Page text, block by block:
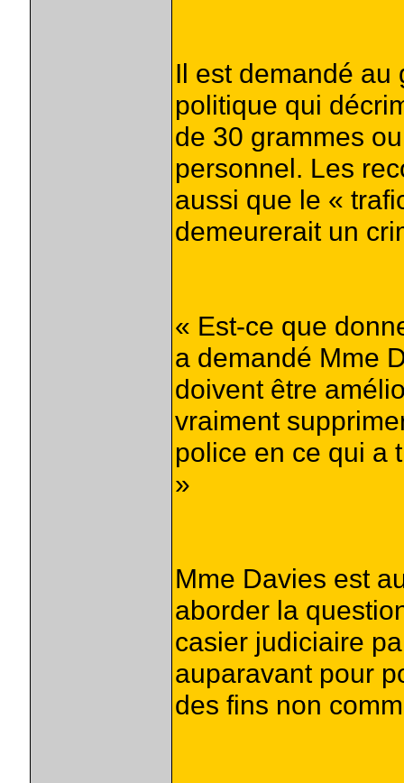
Il est demandé au
politique qui
de 30 grammes
personnel. Les
aussi que le «
demeurerait un
« Est-ce que
a demandé Mme
doivent être
vraiment
police en ce qui a
»
Mme Davies est
aborder la
casier judiciaire
auparavant pour
des fins non